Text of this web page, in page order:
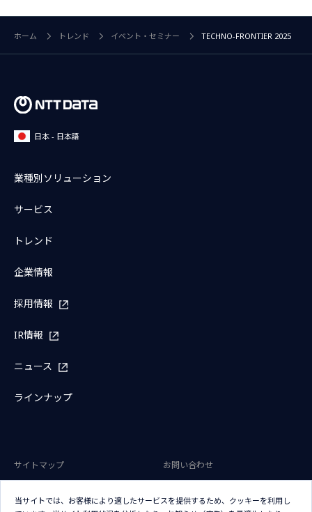
ホーム トレンド イベント・セミナー TECHNO-FRONTIER 2025
日本 - 日本語
業種別ソリューション
サービス
トレンド
企業情報
採用情報
IR情報
ニュース
ラインナップ
サイトマップ
お問い合わせ
当サイトでは、お客様により適したサービスを提供するため、クッキーを利用し